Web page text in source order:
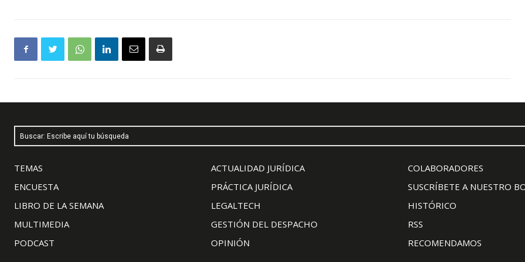
Buscar: Escribe aquí tu búsqueda
TEMAS
ENCUESTA
LIBRO DE LA SEMANA
MULTIMEDIA
PODCAST
ACTUALIDAD JURÍDICA
PRÁCTICA JURÍDICA
LEGALTECH
GESTIÓN DEL DESPACHO
OPINIÓN
COLABORADORES
SUSCRÍBETE A NUESTRO
HISTÓRICO
RSS
RECOMENDAMOS